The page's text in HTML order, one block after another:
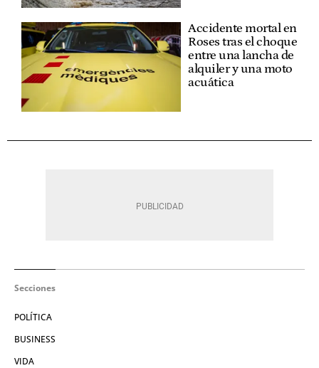
Accidente mortal en
Roses tras el choque
entre una lancha de
alquiler y una moto
acuática
Secciones
POLÍTICA
BUSINESS
VIDA